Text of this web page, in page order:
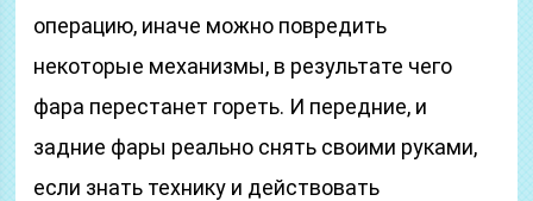
операцию, иначе можно повредить
некоторые механизмы, в результате чего
фара перестанет гореть. И передние, и
задние фары реально снять своими руками,
если знать технику и действовать